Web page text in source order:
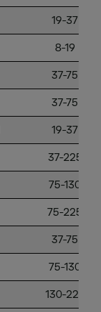
19-37
8-19
37-75
37-75
19-37
37-225
75-130
75-225
37-75
75-130
130-225